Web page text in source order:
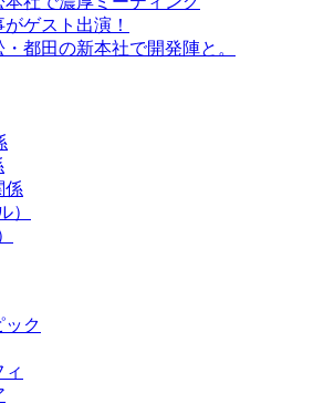
ゲスト出演！
都田の新本社で開発陣と。
係
）
ック